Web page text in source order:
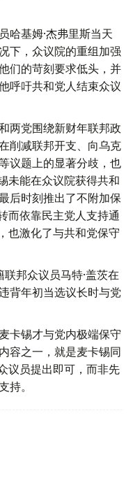
哈基姆·杰弗里斯当天
下，众议院的重组加强
们的苛刻要求低头，并
呼吁共和党人结束众议
两党围绕新财年联邦政
削减联邦开支、向乌克
议题上的显著分歧，也
未能在众议院获得共和
后时刻推出了不附加保
而依靠民主党人支持通
也激化了与共和党保守
邦众议员马特·盖茨在
背年初当选议长时与党
卡锡才与党内极端保守
容之一，就是麦卡锡同
议员提出即可，而非先
持。